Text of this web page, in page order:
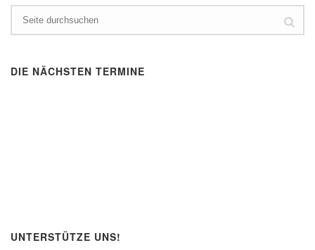
DIE NÄCHSTEN TERMINE
UNTERSTÜTZE UNS!